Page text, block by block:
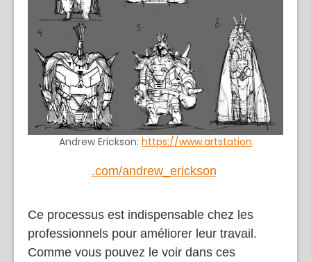
Andrew Erickson: https://www.artstation
.com/andrew_erickson
Ce processus est indispensable chez les
professionnels pour améliorer leur travail.
Comme vous pouvez le voir dans ces